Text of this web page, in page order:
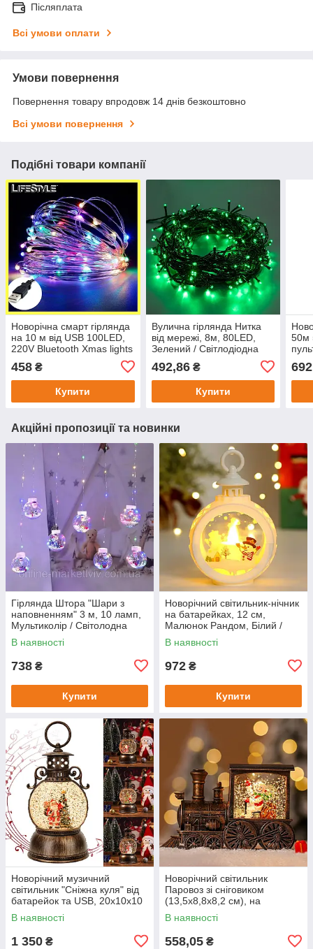
Післяплата
Всі умови оплати
Умови повернення
Повернення товару впродовж 14 днів безкоштовно
Всі умови повернення
Подібні товари компанії
Новорічна смарт гірлянда
на 10 м від USB 100LED,
220V Bluetooth Xmas lights
ялинку
458 ₴
Купити
Вулична гірлянда Нитка
від мережі, 8м, 80LED,
Зелений / Світлодіодна
гірлянда нитка / Новорічна
LED гірлянда на ялинку
492,86₴
Купити
50м
Акційні пропозиції та новинки
Гірлянда Штора "Шари з
наповненням" 3 м, 10 ламп,
Мультиколір / Світолодна
гірлянда
В наявності
738 ₴
Купити
Новорічний світильник-нічник
на батарейках, 12 см,
Малюнок Рандом, Білий /
Міні світильник світлодіодний
свічка
В наявності
972 ₴
Купити
Новорічний музичний
світильник "Сніжна куля" від
батарейок та USB, 20х10х10
см, Рандом / Декоративний
нічник
В наявності
1 350 ₴
Новорічний світильник
Паровоз зі сніговиком
(13,5х8,8х8,2 см), на
батарейках / Декоративний
нічник на Різдво
В наявності
558,05 ₴